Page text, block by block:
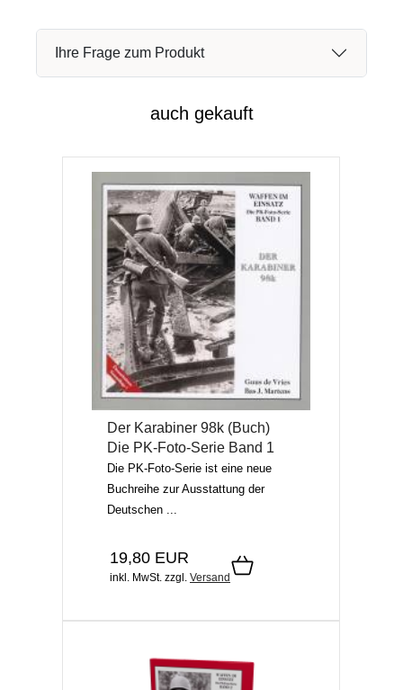
Ihre Frage zum Produkt
auch gekauft
Der Karabiner 98k (Buch)
Die PK-Foto-Serie Band 1
Die PK-Foto-Serie ist eine neue
Buchreihe zur Ausstattung der
Deutschen ...
19,80 EUR
inkl. MwSt. zzgl. Versand